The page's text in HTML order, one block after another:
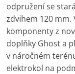
odpružení se
zdvihem 120
komponenty z
doplňky Ghost a
v náročném
elektrokol na